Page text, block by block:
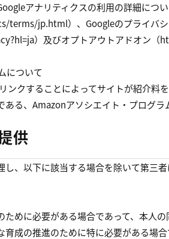
アナリティクスの利用の詳細につ
terms/jp.html）、Googleのプライバ
）及びオプトアウトアドオン
について
ンクすることによってサイトが紹介料
る、Amazonアソシエイト・プログラ
供
、以下に該当する場合を除いて第三者
めに必要がある場合であって、本人
成の推進のために特に必要がある場